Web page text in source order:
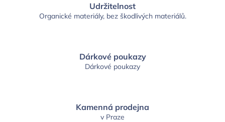
Udržitelnost
Organické materiály, bez škodlivých materiálů.
Dárkové poukazy
Dárkové poukazy
Kamenná prodejna
v Praze